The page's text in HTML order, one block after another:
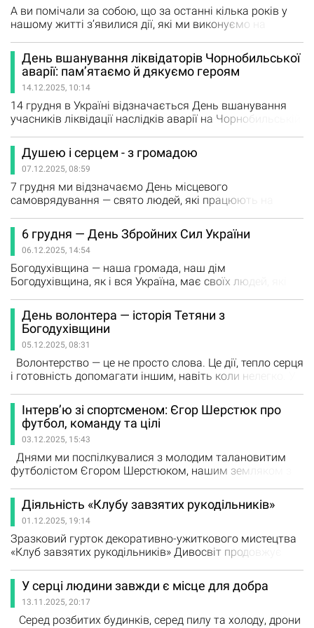
став до строю,…
А ви помічали за собою, що за останні кілька років у
нашому житті з’явилися дії, які ми виконуємо на
навіть не замислювалися. Наприклад, павербанк. Ще
кілька років тому це була річ “для подорожей” або “на
всяк випадок”. Хтось мав, хтось - ні. А зараз? Ми
заряджаємо павербанк так само…
День вшанування ліквідаторів Чорнобильської
аварії: пам’ятаємо й дякуємо героям
14.12.2025, 10:14
14 грудня в Україні відзначається День вшанування
учасників ліквідації наслідків аварії на Чорнобильській
тими, хто ціною власного здоров’я та життя став на
боротьбу з наслідками однієї з наймасштабніших
техногенних катастроф ХХ століття. Цього дня у 1986
році було завершено будівництво першого “укриття”…
Душею і серцем - з громадою
07.12.2025, 08:59
7 грудня ми відзначаємо День місцевого
самоврядування — свято людей, які працюють на
роблять усе можливе, щоб життя у селах та містах
ставало зручнішим і теплішим на скільки це можливо в
важкі сьогоднішні дні. Хочеться привітати не лише тих,
хто зараз працює з людьми, щоденними викликами,а й
згадати тих, хто…
6 грудня — День Збройних Сил України
06.12.2025, 14:54
Богодухівщина — наша громада, наш дім
Богодухівщина, як і вся Україна, має своїх людей, які
нас знає: серед жителів нашої громади є ті, хто
сьогодні далеко від дому, хто виконує свій обов’язок
мужньо і відповідально. Вони — частина єдиної великої
сили України. І сьогодні, ми згадуємо про них з
особливою…
День волонтера — історія Тетяни з
Богодухівщини
05.12.2025, 08:31
Волонтерство — це не просто слова. Це дії, тепло серця
і готовність допомагати іншим, навіть коли нелегко. У
може бути простою, але неймовірно важливою. Ми
запитали Церковну Тетяну Михайлівну, скільки часу
вона вже займається волонтерством. Вона відповіла,
що майже два роки була на видачі гуманітарної…
Інтерв’ю зі спортсменом: Єгор Шерстюк про
футбол, команду та цілі
03.12.2025, 15:43
Днями ми поспілкувалися з молодим талановитим
футболістом Єгором Шерстюком, нашим земляком з
«Металіст» та грає у юнацьких збірних України. Єгор
розповів про свій досвід на матчі проти Албанії,
адаптацію в команді, тренування та футбольні мрії. —
Що було для тебе найскладнішим та найважливішим
у…
Діяльність «Клубу завзятих рукодільників»
01.12.2025, 19:14
Зразковий гурток декоративно-ужиткового мистецтва
«Клуб завзятих рукодільників» Дивосвіт продовжує
вдосконалюють навички та знайомляться з новими
техніками, а й долучаються до благодійних ініціатив.
Наразі юні вихованці виготовляють ангеликів у
національних кольорах — символічні обереги та
У серці людини завжди є місце для добра
13.11.2025, 20:17
Серед розбитих будинків, серед пилу та холоду, дрони